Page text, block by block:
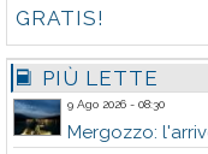
GRATIS!
PIÙ LETTE
9 Ago 2026 - 08:30
Mergozzo: